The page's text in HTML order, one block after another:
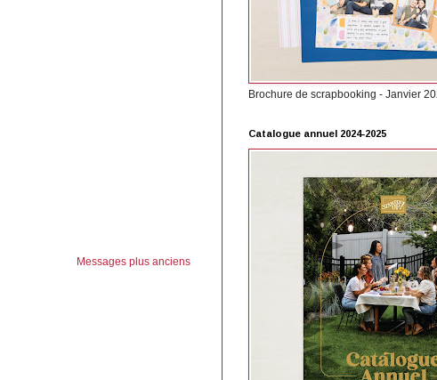
Messages plus anciens
Brochure de scrapbooking - Janvier
Catalogue annuel 2024-2025